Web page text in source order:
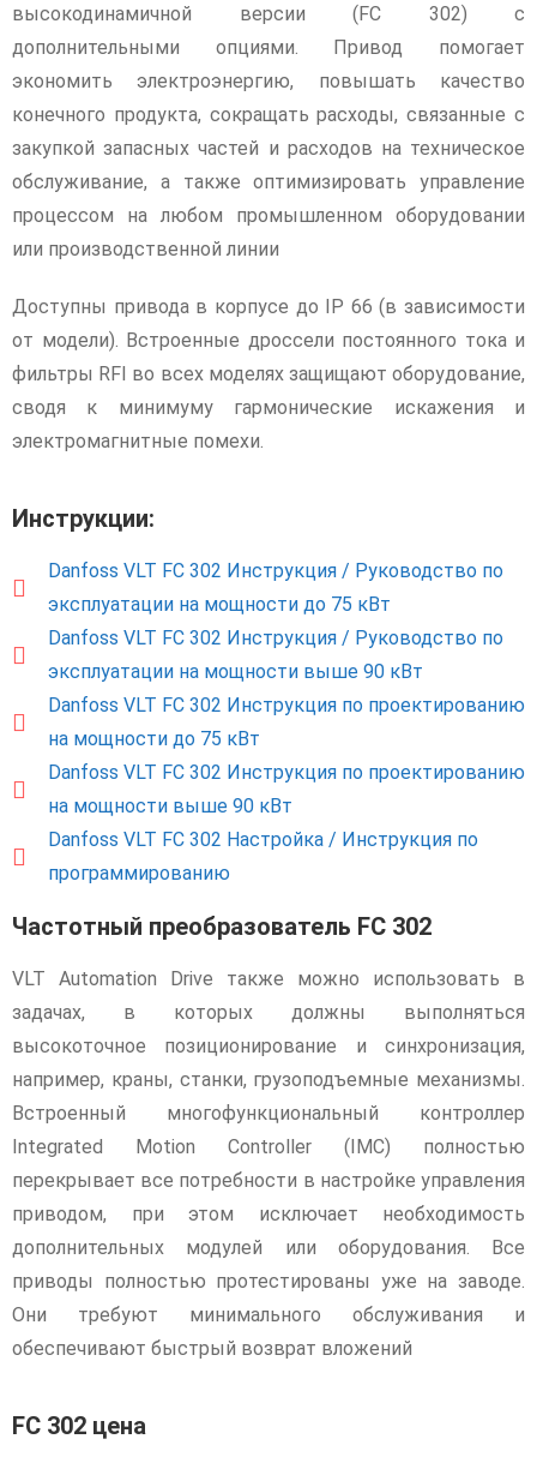
высокодинамичной версии (FC 302) с
дополнительными опциями. Привод помогает
экономить электроэнергию, повышать качество
конечного продукта, сокращать расходы, связанные с
закупкой запасных частей и расходов на техническое
обслуживание, а также оптимизировать управление
процессом на любом промышленном оборудовании
или производственной линии
Доступны привода в корпусе до IP 66 (в зависимости
от модели). Встроенные дроссели постоянного тока и
фильтры RFI во всех моделях защищают оборудование,
сводя к минимуму гармонические искажения и
электромагнитные помехи.
Инструкции:
Danfoss VLT FC 302 Инструкция / Руководство по
эксплуатации на мощности до 75 кВт
Danfoss VLT FC 302 Инструкция / Руководство по
эксплуатации на мощности выше 90 кВт
Danfoss VLT FC 302 Инструкция по проектированию
на мощности до 75 кВт
Danfoss VLT FC 302 Инструкция по проектированию
на мощности выше 90 кВт
Danfoss VLT FC 302 Настройка / Инструкция по
программированию
Частотный преобразователь FC 302
VLT Automation Drive также можно использовать в
задачах, в которых должны выполняться
высокоточное позиционирование и синхронизация,
например, краны, станки, грузоподъемные механизмы.
Встроенный многофункциональный контроллер
Integrated Motion Controller (IMC) полностью
перекрывает все потребности в настройке управления
приводом, при этом исключает необходимость
дополнительных модулей или оборудования. Все
приводы полностью протестированы уже на заводе.
Они требуют минимального обслуживания и
обеспечивают быстрый возврат вложений
FC 302 цена